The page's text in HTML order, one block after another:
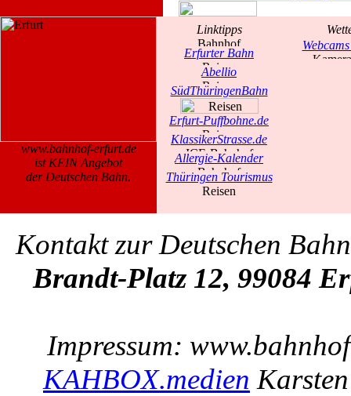
www.bahnhof-erfurt.de
ist KEIN Angebot
der Deutschen Bahn.
Linktipps
Erfurter Bahn
Abellio
SüdThüringenBahn
Erfurt-Puffbohne.de
KlassikerStrasse.de
Allergie-Kalender
Thüringen Tourismus
Kontakt zur Deutschen
Brandt-Platz 12, 99084
Impressum:
KAHBOX.medien